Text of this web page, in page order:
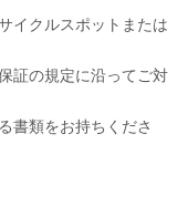
イクルスポットまたは
証の規定に沿ってご対
書類をお持ちくださ